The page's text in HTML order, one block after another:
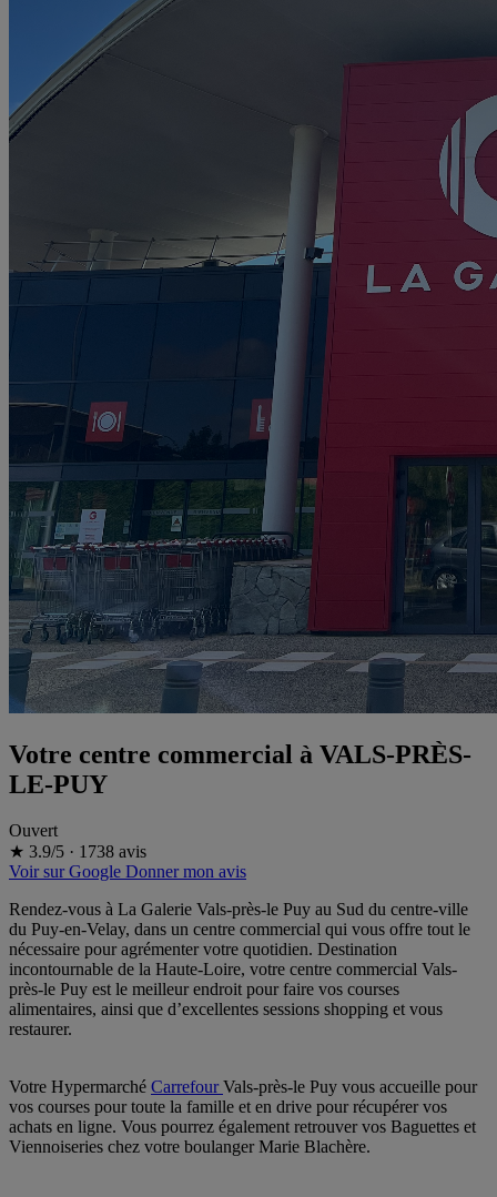
Votre centre commercial à VALS-PRÈS-
LE-PUY
Ouvert
★ 3.9/5 · 1738 avis
Voir sur Google Donner mon avis
Rendez-vous à La Galerie Vals-près-le Puy au Sud du centre-ville
du Puy-en-Velay, dans un centre commercial qui vous offre tout le
nécessaire pour agrémenter votre quotidien. Destination
incontournable de la Haute-Loire, votre centre commercial Vals-
près-le Puy est le meilleur endroit pour faire vos courses
alimentaires, ainsi que d’excellentes sessions shopping et vous
restaurer.
Votre Hypermarché CarrefourVals-près-le Puy vous accueille pour
vos courses pour toute la famille et en drive pour récupérer vos
achats en ligne. Vous pourrez également retrouver vos Baguettes et
Viennoiseries chez votre boulanger Marie Blachère.